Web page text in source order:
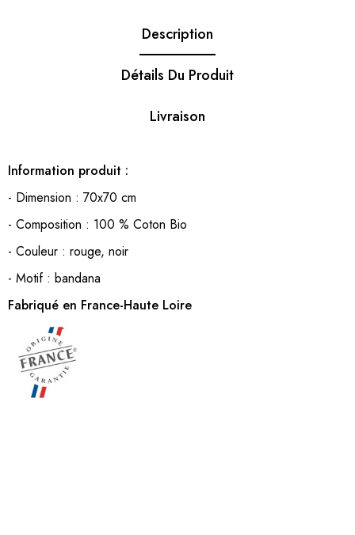
Description
Détails Du Produit
Livraison
Information produit :
- Dimension : 70x70 cm
- Composition : 100 % Coton Bio
- Couleur : rouge, noir
- Motif : bandana
Fabriqué en France-Haute Loire